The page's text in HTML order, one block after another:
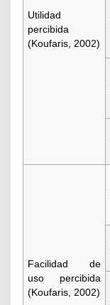
Utilidad
percibida
(Koufaris, 2002)
Facilidad de
uso percibida
(Koufaris, 2002)